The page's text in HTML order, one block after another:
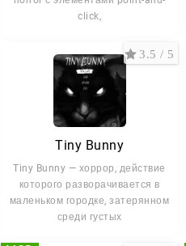
click,
Tiny Bunny
Tiny Bunny — хоррор, действие
которого разворачивается в
маленьком городке, затерянном
среди густых
3.5 / 5